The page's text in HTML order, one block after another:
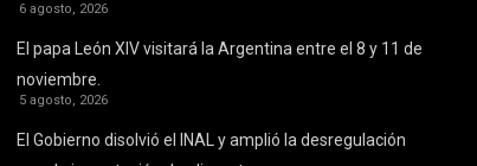
6 agosto, 2026
El papa León XIV visitará la Argentina entre el 8 y 11 de
noviembre.
5 agosto, 2026
El Gobierno disolvió el INAL y amplió la desregulación